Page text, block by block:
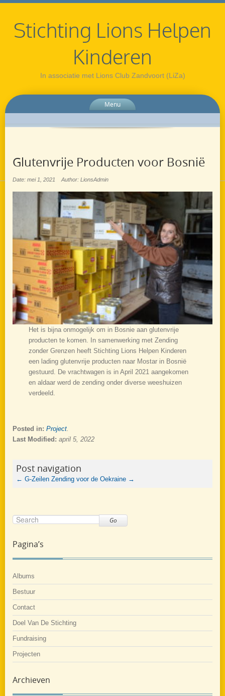
Stichting Lions Helpen
Kinderen
In associatie met Lions Club Zandvoort (LiZa)
Menu
Glutenvrije Producten voor Bosnië
Date: mei 1, 2021 Author: LionsAdmin
Het is bijna onmogelijk om in Bosnie aan glutenvrije
producten te komen. In samenwerking met Zending
zonder Grenzen heeft Stichting Lions Helpen Kinderen
een lading glutenvrije producten naar Mostar in Bosnië
gestuurd. De vrachtwagen is in April 2021 aangekomen
en aldaar werd de zending onder diverse weeshuizen
verdeeld.
Posted in: Project.
Last Modified: april 5, 2022
Post navigation
← G-Zeilen Zending voor de Oekraine →
Go
Pagina’s
Albums
Bestuur
Contact
Doel Van De Stichting
Fundraising
Projecten
Archieven